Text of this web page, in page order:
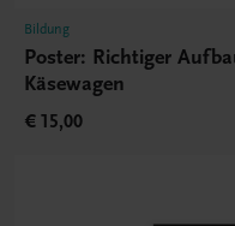
Bildung
Poster: Richtiger
Käsewagen
€ 15,00